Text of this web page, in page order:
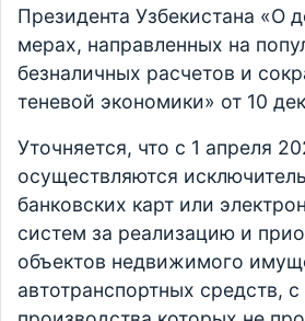
Президента Узбекистана «О
мерах, направленных на
безналичных расчетов и
теневой экономики» от 10
Уточняется, что с 1 апреля
осуществляются
банковских карт или
систем за реализацию и
объектов недвижимого
автотранспортных средств, с